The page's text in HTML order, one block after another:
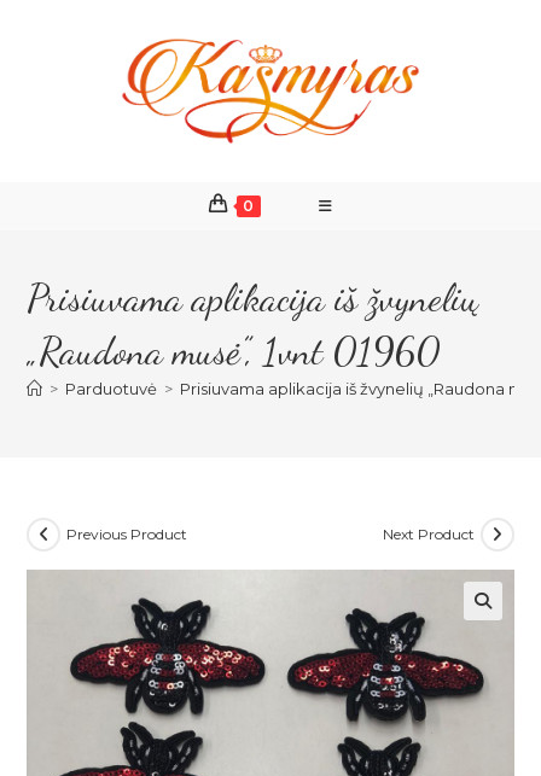
0
Prisiuvama aplikacija iš žvynelių
„Raudona musė”, 1vnt 01960
> Parduotuvė > Prisiuvama aplikacija iš žvynelių „Raudona
Previous Product Next Product